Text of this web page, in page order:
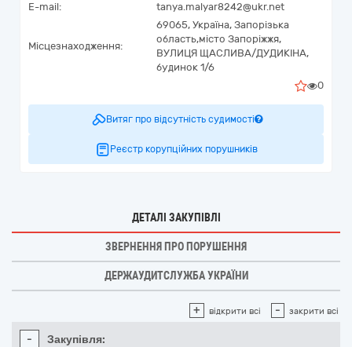
E-mail:
tanya.malyar8242@ukr.net
Місцезнаходження:
69065, Україна, Запорізька
область,місто Запоріжжя,
ВУЛИЦЯ ЩАСЛИВА/ДУДИКІНА,
будинок 1/6
0
Витяг про відсутність судимості
Реєстр корупційних порушників
ДЕТАЛІ ЗАКУПІВЛІ
ЗВЕРНЕННЯ ПРО ПОРУШЕННЯ
ДЕРЖАУДИТСЛУЖБА УКРАЇНИ
+ відкрити всі - закрити всі
- Закупівля: